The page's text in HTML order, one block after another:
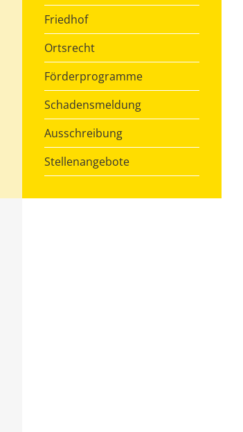
Friedhof
Ortsrecht
Förderprogramme
Schadensmeldung
Ausschreibung
Stellenangebote